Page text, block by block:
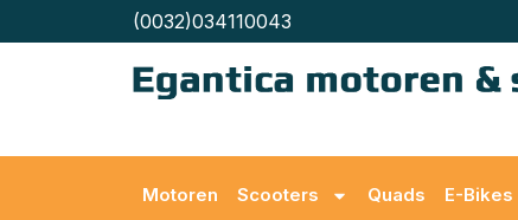
(0032)034110043
Motoren Scooters Quads E-Bikes